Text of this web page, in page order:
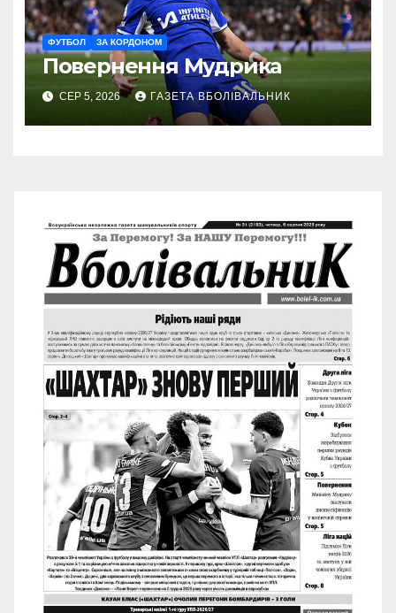
ФУТБОЛ ЗА КОРДОНОМ
Повернення Мудрика
СЕР 5, 2026 ГАЗЕТА ВБОЛІВАЛЬНИК